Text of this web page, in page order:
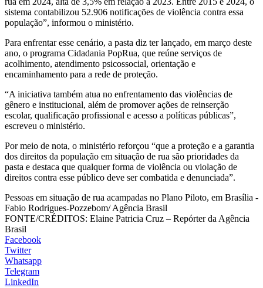
sistema contabilizou 52.906 notificações de violência contra essa
população”, informou o ministério.
Para enfrentar esse cenário, a pasta diz ter lançado, em março deste
ano, o programa Cidadania PopRua, que reúne serviços de
acolhimento, atendimento psicossocial, orientação e
encaminhamento para a rede de proteção.
“A iniciativa também atua no enfrentamento das violências de
gênero e institucional, além de promover ações de reinserção
escolar, qualificação profissional e acesso a políticas públicas”,
escreveu o ministério.
Por meio de nota, o ministério reforçou “que a proteção e a garantia
dos direitos da população em situação de rua são prioridades da
pasta e destaca que qualquer forma de violência ou violação de
direitos contra esse público deve ser combatida e denunciada”.
Pessoas em situação de rua acampadas no Plano Piloto, em Brasília -
Fabio Rodrigues-Pozzebom/ Agência Brasil
FONTE/CRÉDITOS: Elaine Patricia Cruz – Repórter da Agência
Brasil
Facebook
Twitter
Whatsapp
Telegram
LinkedIn